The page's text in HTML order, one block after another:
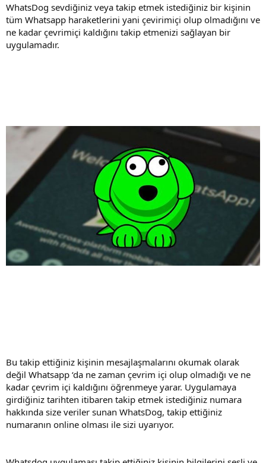
WhatsDog sevdiğiniz veya takip etmek istediğiniz bir kişinin
tüm Whatsapp haraketlerini yani çevirimiçi olup olmadığını ve
ne kadar çevrimiçi kaldığını takip etmenizi sağlayan bir
uygulamadır.
Bu takip ettiğiniz kişinin mesajlaşmalarını okumak olarak
değil Whatsapp ‘da ne zaman çevrim içi olup olmadığı ve ne
kadar çevrim içi kaldığını öğrenmeye yarar. Uygulamaya
girdiğiniz tarihten itibaren takip etmek istediğiniz numara
hakkında size veriler sunan WhatsDog, takip ettiğiniz
numaranın online olması ile sizi uyarıyor.